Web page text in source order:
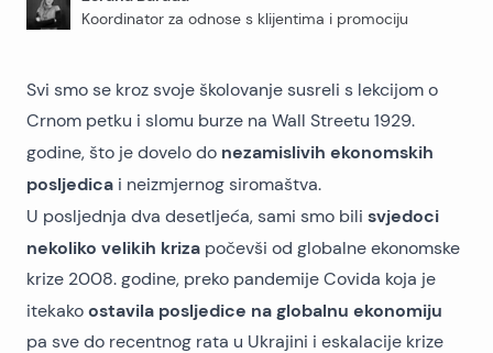
Koordinator za odnose s klijentima i promociju
Svi smo se kroz svoje školovanje susreli s lekcijom o
Crnom petku i slomu burze na Wall Streetu 1929.
godine, što je dovelo do nezamislivih ekonomskih
posljedica i neizmjernog siromaštva.
U posljednja dva desetljeća, sami smo bili svjedoci
nekoliko velikih kriza počevši od globalne ekonomske
krize 2008. godine, preko pandemije Covida koja je
itekako ostavila posljedice na globalnu ekonomiju
pa sve do recentnog rata u Ukrajini i eskalacije krize